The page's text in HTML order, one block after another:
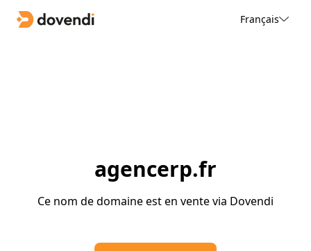
Français
agencerp.fr
Ce nom de domaine est en vente via Dovendi